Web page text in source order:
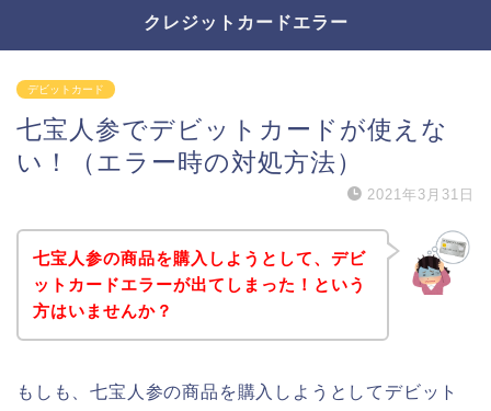
クレジットカードエラー
デビットカード
七宝人参でデビットカードが使えな
い！（エラー時の対処方法）
2021年3月31日
七宝人参の商品を購入しようとして、デビ
ットカードエラーが出てしまった！という
方はいませんか？
もしも、七宝人参の商品を購入しようとしてデビット